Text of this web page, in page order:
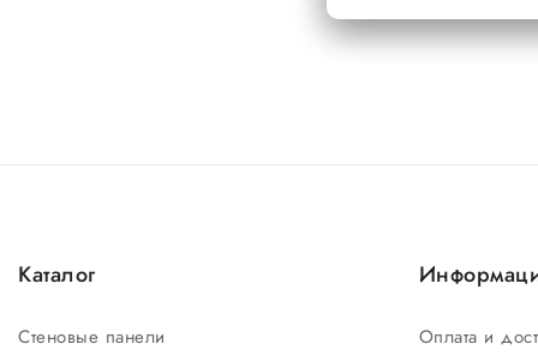
Каталог
Стеновые панели
Оплата и